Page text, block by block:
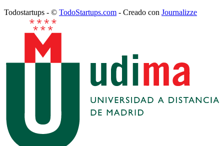
Todostartups - © TodoStartups.com - Creado con Journalizze